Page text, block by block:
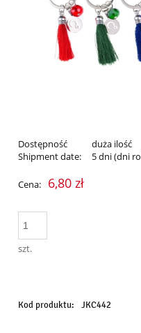
Dostępność
duża ilość
Shipment date:
5 dni (dni
Cena: 6,80 zł
szt.
Kod produktu: JKC442